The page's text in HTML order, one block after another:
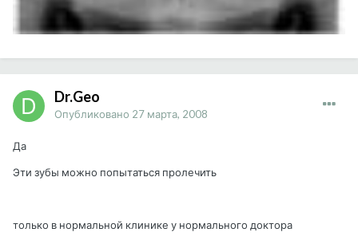
Dr.Geo
Опубликовано 27 марта, 2008
Да
Эти зубы можно попытаться пролечить
только в нормальной клинике у нормального доктора